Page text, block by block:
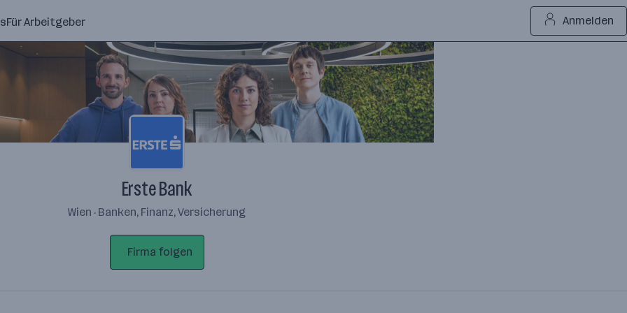
Für Arbeitgeber Anmelden
Erste Bank
Wien · Banken, Finanz, Versicherung
Firma folgen